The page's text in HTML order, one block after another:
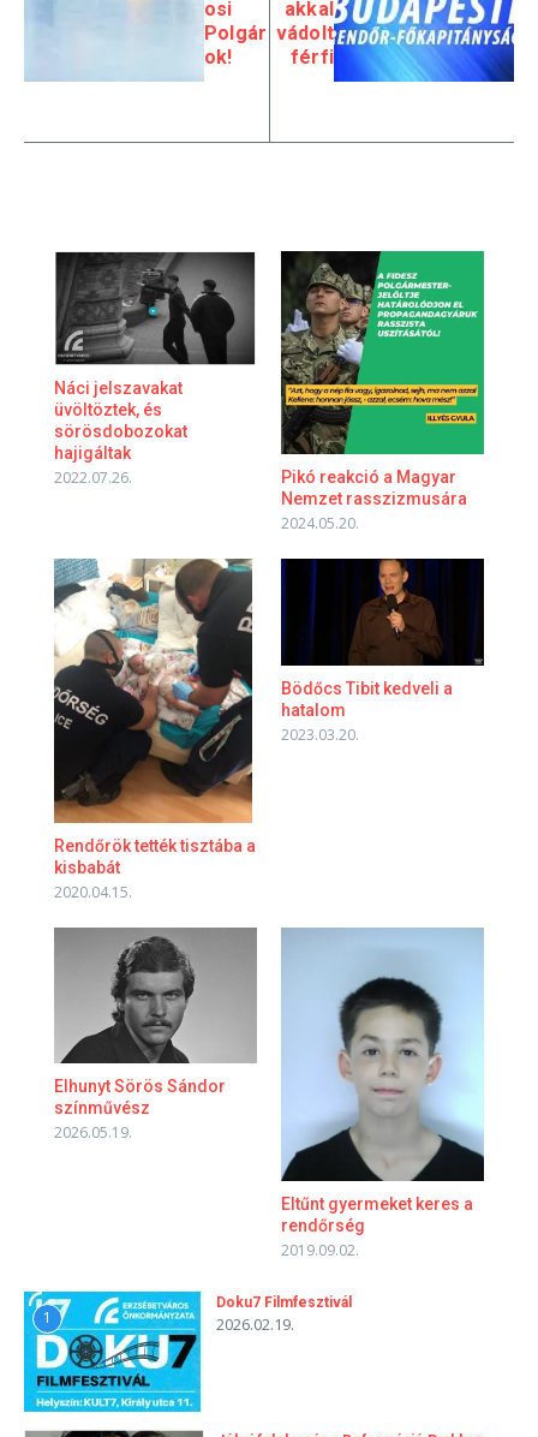
osi
Polgár
ok!
akkal
vádolt
férfi
Náci jelszavakat
üvöltöztek, és
sörösdobozokat
hajigáltak
2022.07.26.
Pikó reakció a Magyar
Nemzet rasszizmusára
2024.05.20.
Rendőrök tették tisztába a
kisbabát
2020.04.15.
Bödőcs Tibit kedveli a
hatalom
2023.03.20.
Elhunyt Sörös Sándor
színművész
2026.05.19.
Eltűnt gyermeket keres a
rendőrség
2019.09.02.
1
Doku7 Filmfesztivál
2026.02.19.